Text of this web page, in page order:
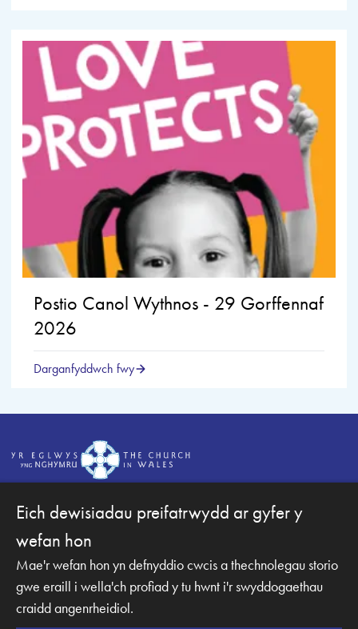
Postio Canol Wythnos - 29 Gorffennaf
2026
Darganfyddwch fwy
Hawlfraint © 2007-2026 Esgobaeth Mynwy. Cedwir pob
hawl.
Mae Bwrdd Cyllid Esgobaeth Mynwy yn gwmni sydd wedi'i
gofrestru yng Nghymru a Lloegr.
Eich dewisiadau preifatrwydd ar gyfer y
wefan hon
Mae'r wefan hon yn defnyddio cwcis a thechnolegau storio
gwe eraill i wella'ch profiad y tu hwnt i'r swyddogaethau
craidd angenrheidiol.